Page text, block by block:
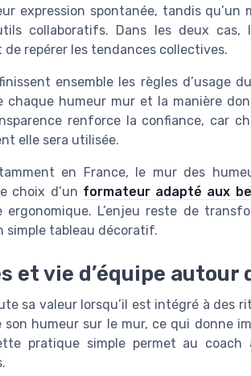
expression spontanée, tandis qu’un
collaboratifs. Dans les deux cas,
repérer les tendances collectives.
ensemble les règles d’usage
chaque humeur mur et la manière
renforce la confiance, car
elle sera utilisée.
en France, le mur des
choix d’un formateur adapté aux
ergonomique. L’enjeu reste de
simple tableau décoratif.
et vie d’équipe autour
sa valeur lorsqu’il est intégré à des
humeur sur le mur, ce qui donne
pratique simple permet au